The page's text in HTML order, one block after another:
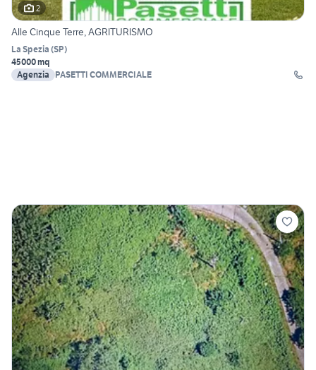
2
Alle Cinque Terre, AGRITURISMO
La Spezia (SP)
45000 mq
Agenzia
PASETTI COMMERCIALE